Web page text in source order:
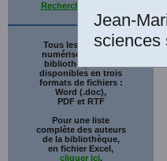
Recherche avancée
Tous les ouvrages
numérisés de cette
bibliothèque sont
disponibles en trois
formats de fichiers :
Word (.doc),
PDF et RTF
Pour une liste
complète des auteurs
de la bibliothèque,
en fichier Excel,
cliquer ici.
Jean-
sciences